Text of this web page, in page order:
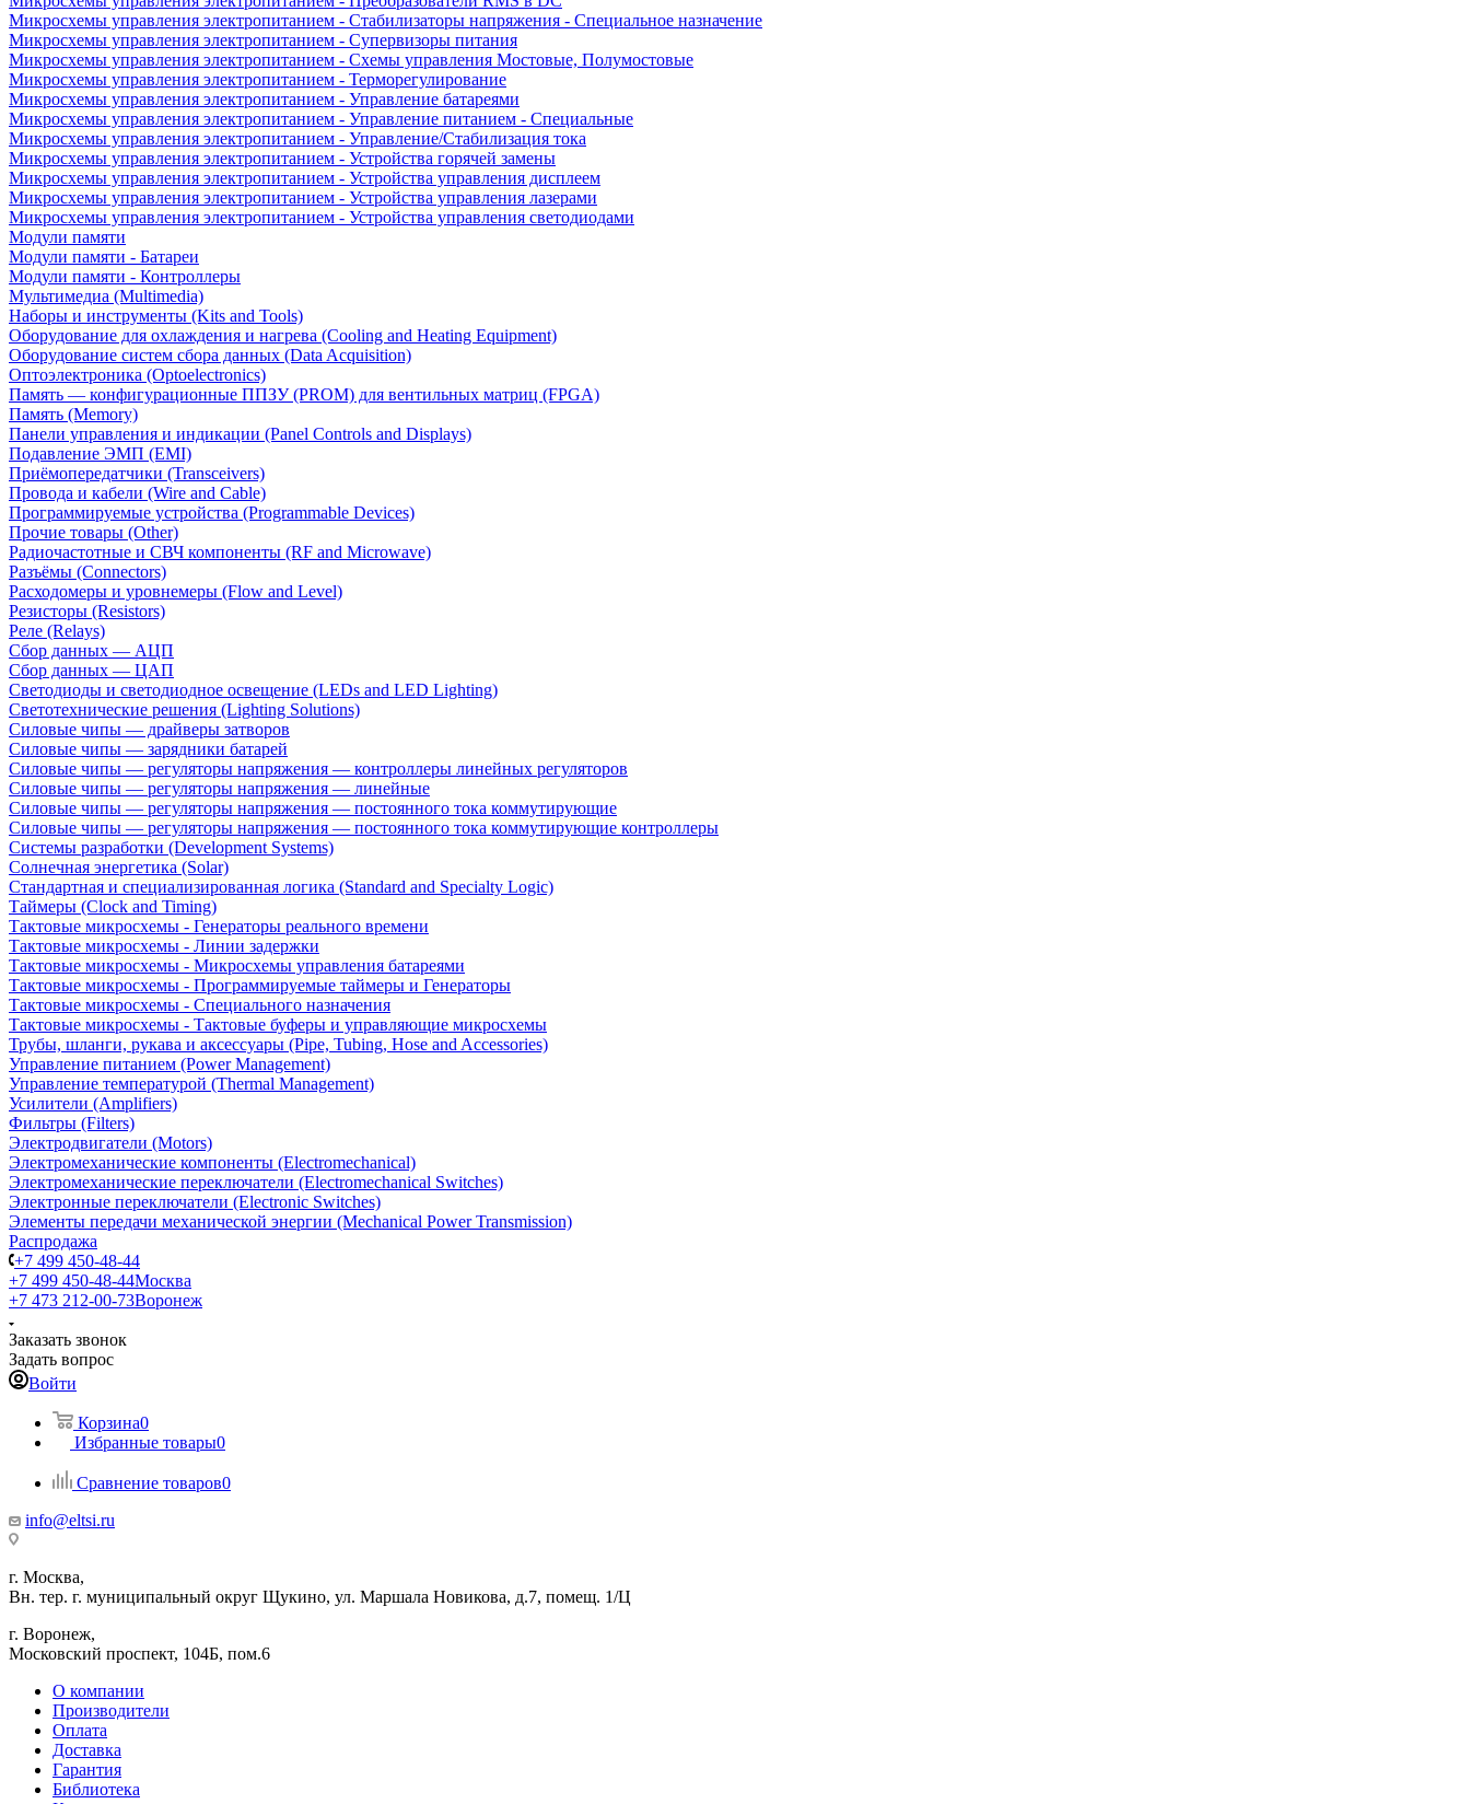
Микросхемы управления электропитанием - Стабилизаторы напряжения - Специальное назначение
Микросхемы управления электропитанием - Супервизоры питания
Микросхемы управления электропитанием - Схемы управления Мостовые, Полумостовые
Микросхемы управления электропитанием - Терморегулирование
Микросхемы управления электропитанием - Управление батареями
Микросхемы управления электропитанием - Управление питанием - Специальные
Микросхемы управления электропитанием - Управление/Стабилизация тока
Микросхемы управления электропитанием - Устройства горячей замены
Микросхемы управления электропитанием - Устройства управления дисплеем
Микросхемы управления электропитанием - Устройства управления лазерами
Микросхемы управления электропитанием - Устройства управления светодиодами
Модули памяти
Модули памяти - Батареи
Модули памяти - Контроллеры
Мультимедиа (Multimedia)
Наборы и инструменты (Kits and Tools)
Оборудование для охлаждения и нагрева (Cooling and Heating Equipment)
Оборудование систем сбора данных (Data Acquisition)
Оптоэлектроника (Optoelectronics)
Память — конфигурационные ППЗУ (PROM) для вентильных матриц (FPGA)
Память (Memory)
Панели управления и индикации (Panel Controls and Displays)
Подавление ЭМП (EMI)
Приёмопередатчики (Transceivers)
Провода и кабели (Wire and Cable)
Программируемые устройства (Programmable Devices)
Прочие товары (Other)
Радиочастотные и СВЧ компоненты (RF and Microwave)
Разъёмы (Connectors)
Расходомеры и уровнемеры (Flow and Level)
Резисторы (Resistors)
Реле (Relays)
Сбор данных — АЦП
Сбор данных — ЦАП
Светодиоды и светодиодное освещение (LEDs and LED Lighting)
Светотехнические решения (Lighting Solutions)
Силовые чипы — драйверы затворов
Силовые чипы — зарядники батарей
Силовые чипы — регуляторы напряжения — контроллеры линейных регуляторов
Силовые чипы — регуляторы напряжения — линейные
Силовые чипы — регуляторы напряжения — постоянного тока коммутирующие
Силовые чипы — регуляторы напряжения — постоянного тока коммутирующие контроллеры
Системы разработки (Development Systems)
Солнечная энергетика (Solar)
Стандартная и специализированная логика (Standard and Specialty Logic)
Таймеры (Clock and Timing)
Тактовые микросхемы - Генераторы реального времени
Тактовые микросхемы - Линии задержки
Тактовые микросхемы - Микросхемы управления батареями
Тактовые микросхемы - Программируемые таймеры и Генераторы
Тактовые микросхемы - Специального назначения
Тактовые микросхемы - Тактовые буферы и управляющие микросхемы
Трубы, шланги, рукава и аксессуары (Pipe, Tubing, Hose and Accessories)
Управление питанием (Power Management)
Управление температурой (Thermal Management)
Усилители (Amplifiers)
Фильтры (Filters)
Электродвигатели (Motors)
Электромеханические компоненты (Electromechanical)
Электромеханические переключатели (Electromechanical Switches)
Электронные переключатели (Electronic Switches)
Элементы передачи механической энергии (Mechanical Power Transmission)
Распродажа
+7 499 450-48-44
+7 499 450-48-44Москва
+7 473 212-00-73Воронеж
Заказать звонок
Задать вопрос
Войти
Корзина0
Избранные товары0
Сравнение товаров0
info@eltsi.ru
г. Москва,
Вн. тер. г. муниципальный округ Щукино, ул. Маршала Новикова, д.7, помещ. 1/Ц
г. Воронеж,
​Московский проспект, 104Б, пом.6
О компании
Производители
Оплата
Доставка
Гарантия
Библиотека